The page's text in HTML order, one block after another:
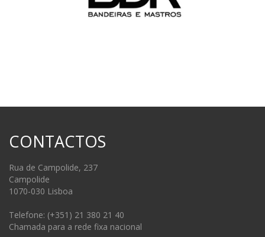
CONTACTOS
Rua de Campolide, 237
Campolide
1070-030 Lisboa
Telefone: (+351) 21 380 21 40
Chamada para a rede fixa nacional